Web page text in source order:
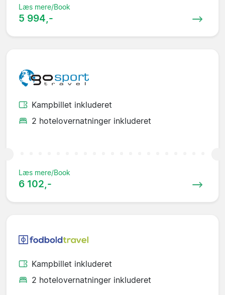
Læs mere/Book
5 994,-
Kampbillet inkluderet
2 hotelovernatninger inkluderet
Læs mere/Book
6 102,-
Kampbillet inkluderet
2 hotelovernatninger inkluderet